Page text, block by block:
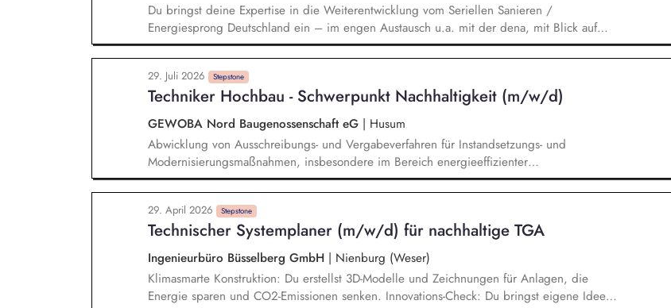
Du bringst deine Expertise in die Weiterentwicklung vom Seriellen Sanieren /
Energiesprong Deutschland ein – im engen Austausch u.a. mit der dena, mit Blick auf
Markthochlauf und Support im regulatorischen Umfeld und der Stakeholder. Business-
Development-Standbein: Du akquirierst und verantwortest eigenständig Projekte für unser
Vorqualifizierungs-Tool CoPilot und entwickelst / implementierst die Skalierung. Du
qualifizierst zudem Bauunternehmen und Systemanbieter als Angebotspartner.
29. Juli 2026 Stepstone
Techniker Hochbau - Schwerpunkt Nachhaltigkeit (m/w/d)
GEWOBA Nord Baugenossenschaft eG | Husum
Abwicklung von Ausschreibungs- und Vergabeverfahren für Instandsetzungs- und
Modernisierungsmaßnahmen, insbesondere im Bereich energieeffizienter
Sanierungsmaßnahmen Koordination und Steuerung nachhaltiger
Energieversorgungslösungen mit Schwerpunkt Wärmepumpenumrüstung Erstellung von
Aufstellungen, Auswertungen und Übersichten zum Klimapfad sowie Ableitung von
Maßnahmen Budgetplanung und -kontrolle sowie Budgetverantwortung für alle
technischen Maßnahmen
29. April 2026 Stepstone
Technischer Systemplaner (m/w/d) für nachhaltige TGA
Ingenieurbüro Büsselberg GmbH | Nienburg (Weser)
Klimasmarte Konstruktion: Du erstellst 3D-Modelle und Zeichnungen für Anlagen, die
Energie sparen und CO2-Emissionen senken. Innovations-Check: Du bringst eigene Ideen